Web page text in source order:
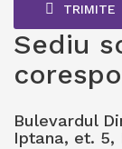
TRIMITE
Sediu
Bulevardul
Iptana, et. 5,